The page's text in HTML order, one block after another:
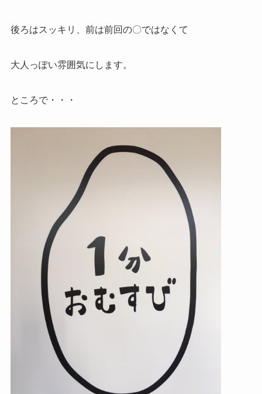
後ろはスッキリ、前は前回の〇ではなくて
大人っぽい雰囲気にします。
ところで・・・